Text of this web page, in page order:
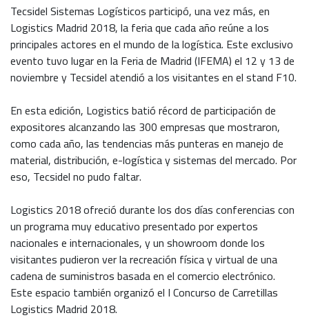
Tecsidel Sistemas Logísticos participó, una vez más, en
Logistics Madrid 2018, la feria que cada año reúne a los
principales actores en el mundo de la logística. Este exclusivo
evento tuvo lugar en la Feria de Madrid (IFEMA) el 12 y 13 de
noviembre y Tecsidel atendió a los visitantes en el stand F10.
En esta edición, Logistics batió récord de participación de
expositores alcanzando las 300 empresas que mostraron,
como cada año, las tendencias más punteras en manejo de
material, distribución, e-logística y sistemas del mercado. Por
eso, Tecsidel no pudo faltar.
Logistics 2018 ofreció durante los dos días conferencias con
un programa muy educativo presentado por expertos
nacionales e internacionales, y un showroom donde los
visitantes pudieron ver la recreación física y virtual de una
cadena de suministros basada en el comercio electrónico.
Este espacio también organizó el I Concurso de Carretillas
Logistics Madrid 2018.